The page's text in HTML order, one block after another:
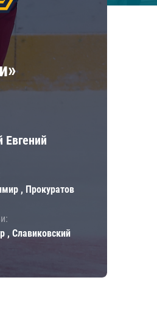
Евгений
, Прокуратов
, Славиковский